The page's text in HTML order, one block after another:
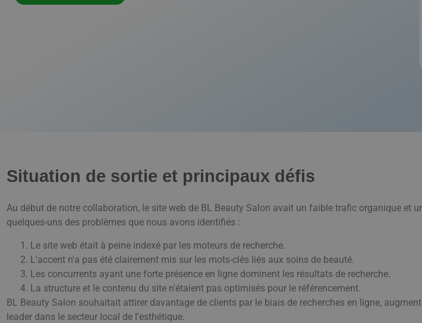
Situation de sortie et principaux défis
Au début de notre collaboration, le site web de BL Beauty Salon avait un faible trafic organique et
quelques-uns des problèmes que nous avons identifiés :
Le site web était à peine indexé par les moteurs de recherche.
L'accent n'a pas été clairement mis sur les mots-clés liés aux soins de beauté.
Les concurrents ayant une forte présence en ligne dominent les résultats de recherche.
La structure et le contenu du site n'étaient pas optimisés pour le référencement.
BL Beauty Salon souhaitait attirer davantage de clients par le biais de recherches en ligne,
leader dans le secteur local de l'esthétique.